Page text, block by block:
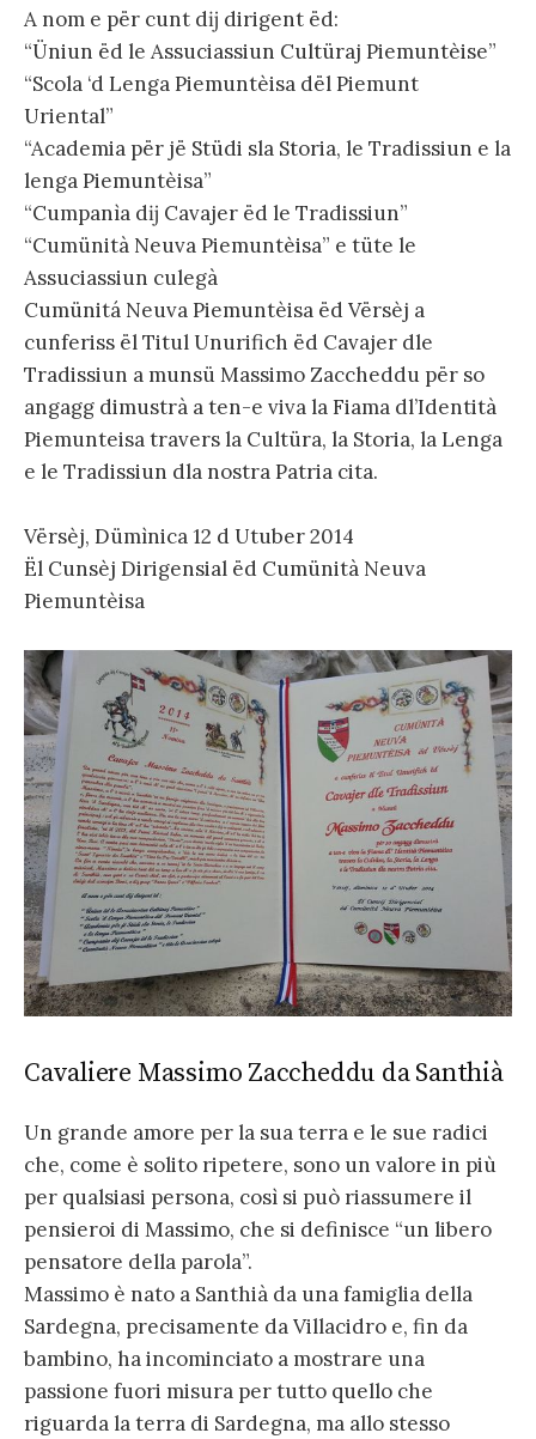
A nom e për cunt dĳ dirigent ëd:
“Üniun ëd le Assuciassiun Cultüraj Piemuntèise”
“Scola ‘d Lenga Piemuntèisa dël Piemunt
Uriental”
“Academia për jë Stüdi sla Storia, le Tradissiun e la
lenga Piemuntèisa”
“Cumpanìa dĳ Cavajer ëd le Tradissiun”
“Cumünità Neuva Piemuntèisa” e tüte le
Assuciassiun culegà
Cumünitá Neuva Piemuntèisa ëd Vërsèj a
cunferiss ël Titul Unurifich ëd Cavajer dle
Tradissiun a munsü Massimo Zaccheddu për so
angagg dimustrà a ten-e viva la Fiama dl’Identità
Piemunteisa travers la Cultüra, la Storia, la Lenga
e le Tradissiun dla nostra Patria cita.
Vërsèj, Dümìnica 12 d Utuber 2014
Ël Cunsèj Dirigensial ëd Cumünità Neuva
Piemuntèisa
Cavaliere Massimo Zaccheddu da Santhià
Un grande amore per la sua terra e le sue radici
che, come è solito ripetere, sono un valore in più
per qualsiasi persona, così si può riassumere il
pensieroi di Massimo, che si definisce “un libero
pensatore della parola”.
Massimo è nato a Santhià da una famiglia della
Sardegna, precisamente da Villacidro e, fin da
bambino, ha incominciato a mostrare una
passione fuori misura per tutto quello che
riguarda la terra di Sardegna, ma allo stesso